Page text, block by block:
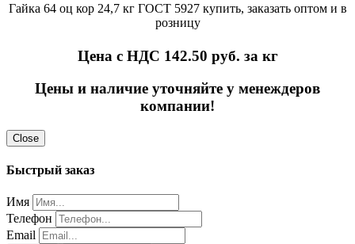
Гайка 64 оц кор 24,7 кг ГОСТ 5927 купить, заказать оптом и в
розницу
Цена с НДС 142.50 руб. за кг
Цены и наличие уточняйте у менеждеров
компании!
Close
Быстрый заказ
Имя
Телефон
Email